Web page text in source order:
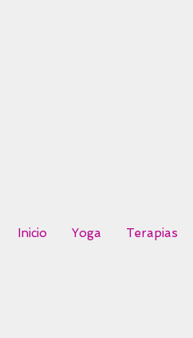
Inicio Yoga Terapias